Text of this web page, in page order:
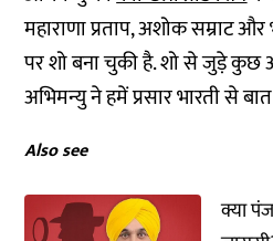
महाराणा प्रताप, अशोक सम्राट
पर शो बना चुकी है. शो से जुड़े
अभिमन्यु ने हमें प्रसार भारती से
Also see
क्या